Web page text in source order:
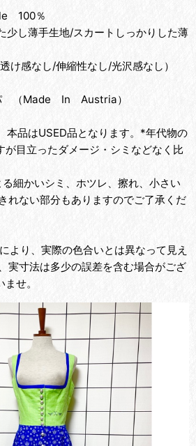
100％
し薄手生地/スカートしっかりした薄
け感なし/伸縮性なし/光沢感なし）
Made In Austria）
はUSED品となります。*年代物の
が目立ったダメージ・シミなどなく比
細かいシミ、ホツレ、擦れ、小さい
れない部分もありますのでご了承くだ
より、実際の色合いとは異なって見え
実寸法は多少の誤差を含む場合がござ
せ。